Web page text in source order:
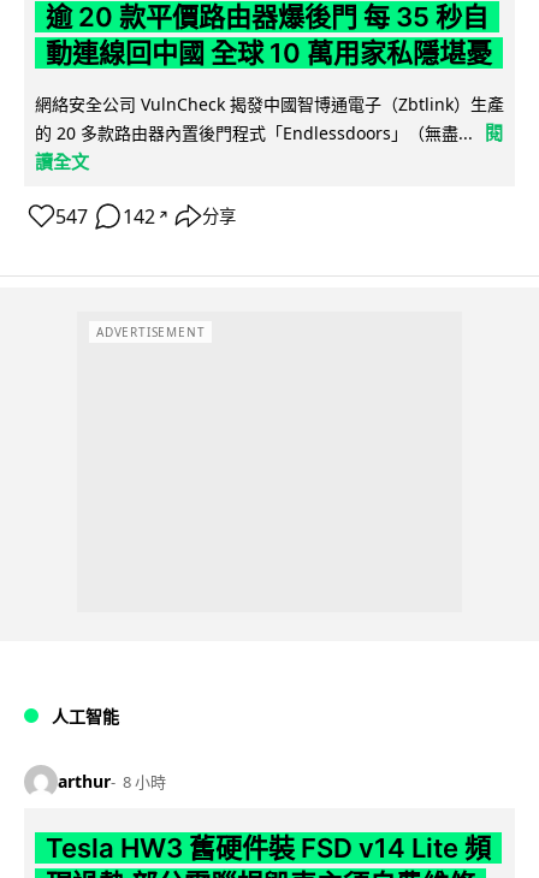
逾 20 款平價路由器爆後門 每 35 秒自
動連線回中國 全球 10 萬用家私隱堪憂
網絡安全公司 VulnCheck 揭發中國智博通電子（Zbtlink）生產
的 20 多款路由器內置後門程式「Endlessdoors」（無盡...
閱
讀全文
547 142 ↗ 分享
ADVERTISEMENT
人工智能
arthur 8 小時
Tesla HW3 舊硬件裝 FSD v14 Lite 頻